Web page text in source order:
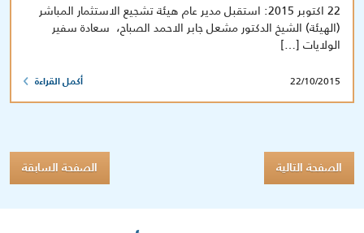
22 اكتوبر 2015: استقبل مدير عام هيئة تشجيع الاستثمار المباشر
(الهيئة) الشيخ الدكتور مشعل جابر الاحمد الصباح، سعادة سفير
الولايات […]
22/10/2015 أكمل القراءة
الصفحة السابقة الصفحة التالية